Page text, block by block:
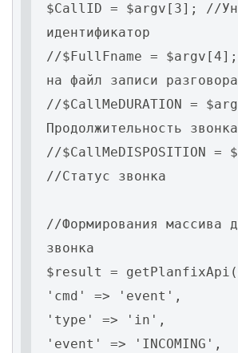
$CallID = $argv[3]; //
идентификатор
//$FullFname =
на файл записи разговора
//$CallMeDURATION =
Продолжительность звонка
//$CallMeDISPOSITION =
//Статус звонка
//Формирования массива
звонка
$result =
'cmd' => 'event',
'type' => 'in',
'event' => 'INCOMING',